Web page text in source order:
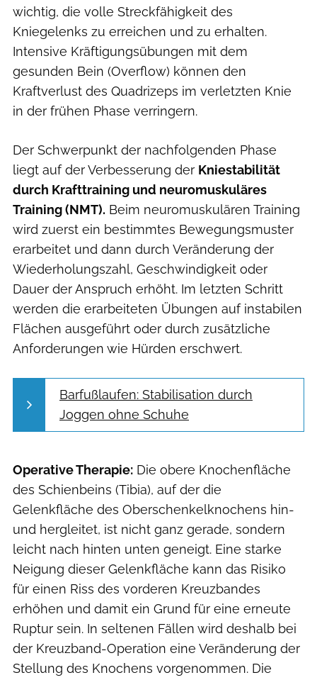
wichtig, die volle Streckfähigkeit des
Kniegelenks zu erreichen und zu erhalten.
Intensive Kräftigungsübungen mit dem
gesunden Bein (Overflow) können den
Kraftverlust des Quadrizeps im verletzten Knie
in der frühen Phase verringern.
Der Schwerpunkt der nachfolgenden Phase
liegt auf der Verbesserung der Kniestabilität
durch Krafttraining und neuromuskuläres
Training (NMT). Beim neuromuskulären Training
wird zuerst ein bestimmtes Bewegungsmuster
erarbeitet und dann durch Veränderung der
Wiederholungszahl, Geschwindigkeit oder
Dauer der Anspruch erhöht. Im letzten Schritt
werden die erarbeiteten Übungen auf instabilen
Flächen ausgeführt oder durch zusätzliche
Anforderungen wie Hürden erschwert.
Barfußlaufen: Stabilisation durch
Joggen ohne Schuhe
Operative Therapie: Die obere Knochenfläche
des Schienbeins (Tibia), auf der die
Gelenkfläche des Oberschenkelknochens hin-
und hergleitet, ist nicht ganz gerade, sondern
leicht nach hinten unten geneigt. Eine starke
Neigung dieser Gelenkfläche kann das Risiko
für einen Riss des vorderen Kreuzbandes
erhöhen und damit ein Grund für eine erneute
Ruptur sein. In seltenen Fällen wird deshalb bei
der Kreuzband-Operation eine Veränderung der
Stellung des Knochens vorgenommen. Die